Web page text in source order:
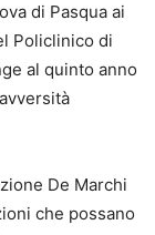
di Pasqua ai
Policlinico di
al quinto anno
De Marchi
che possano